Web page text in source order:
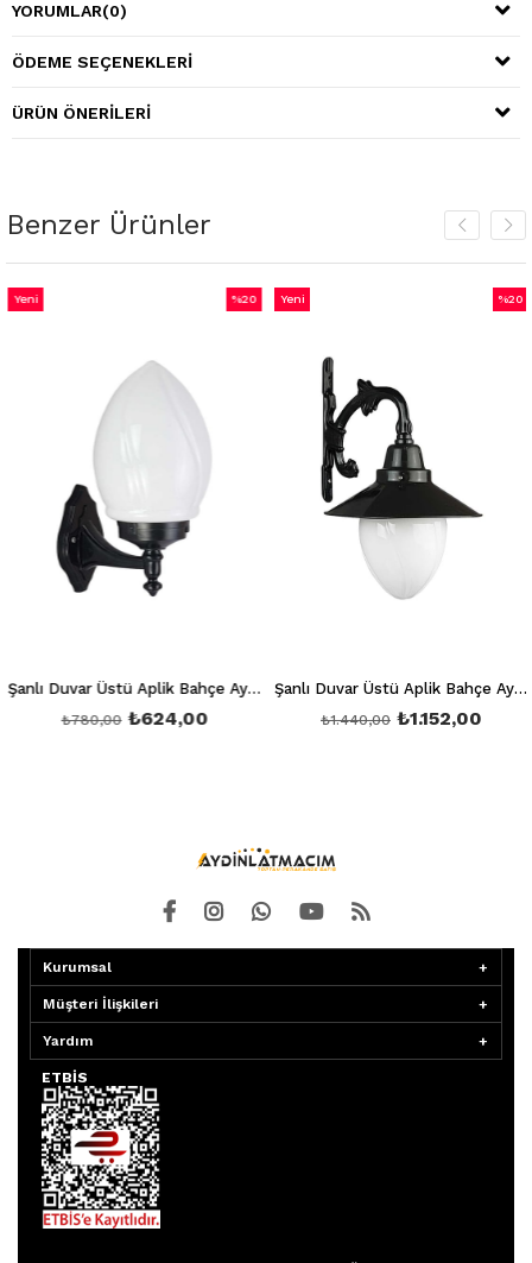
YORUMLAR(0)
ÖDEME SEÇENEKLERI
ÜRÜN ÖNERILERI
Benzer Ürünler
Şanlı Duvar Üstü Aplik Bahçe Aydınlatma Armatürü Şa 858
₺624,00
₺780,00
%20
Yeni
Şanlı Duvar Üstü Aplik Bahçe Aydınlatma Armatürü Şa 859
₺1.152,00
₺1.440,00
%20
Yeni
Kurumsal
Müşteri İlişkileri
Yardım
ETBİS